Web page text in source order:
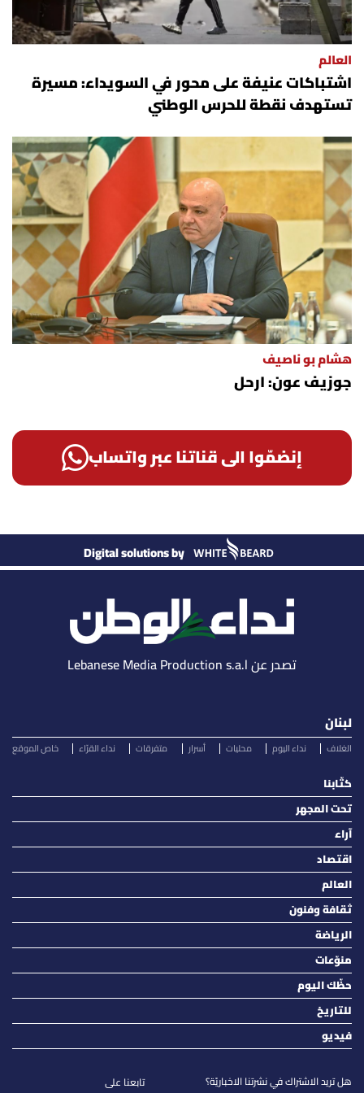
شروط الإشتراك
Digital solutions by
العالم
اشتباكات عنيفة على محور في السويداء: مسيرة
تستهدف نقطة للحرس الوطني
هشام بو ناصيف
جوزيف عون: ارحل
إنضمّوا الى قناتنا عبر واتساب
Digital solutions by
تصدر عن Lebanese Media Production s.a.l
لبنان
الغلاف نداء اليوم محليات أسرار متفرقات نداء القرّاء خاص الموقع
كتّابنا
تحت المجهر
آراء
اقتصاد
العالم
ثقافة وفنون
الرياضة
منوّعات
حظّك اليوم
للتاريخ
فيديو
هل تريد الاشتراك في نشرتنا الاخباريّة؟ تابعنا على